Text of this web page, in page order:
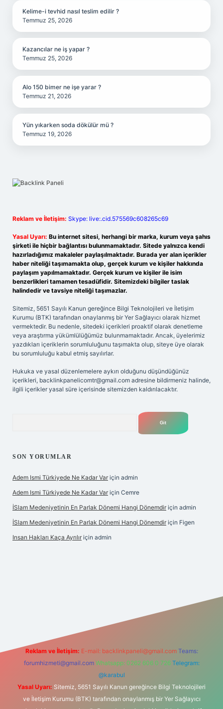
Kelime-i tevhid nasıl teslim edilir ?
Temmuz 25, 2026
Kazancılar ne iş yapar ?
Temmuz 25, 2026
Alo 150 bimer ne işe yarar ?
Temmuz 21, 2026
Yün yıkarken soda dökülür mü ?
Temmuz 19, 2026
Reklam ve İletişim: Skype: live:.cid.575569c608265c69
Yasal Uyarı: Bu internet sitesi, herhangi bir marka, kurum veya şahıs
şirketi ile hiçbir bağlantısı bulunmamaktadır. Sitede yalnızca kendi
hazırladığımız makaleler paylaşılmaktadır. Burada yer alan içerikler
haber niteliği taşımamakta olup, gerçek kurum ve kişiler hakkında
paylaşım yapılmamaktadır. Gerçek kurum ve kişiler ile isim
benzerlikleri tamamen tesadüfidir. Sitemizdeki bilgiler taslak
halindedir ve tavsiye niteliği taşımazlar.
Sitemiz, 5651 Sayılı Kanun gereğince Bilgi Teknolojileri ve İletişim
Kurumu (BTK) tarafından onaylanmış bir Yer Sağlayıcı olarak hizmet
vermektedir. Bu nedenle, sitedeki içerikleri proaktif olarak denetleme
veya araştırma yükümlülüğümüz bulunmamaktadır. Ancak, üyelerimiz
yazdıkları içeriklerin sorumluluğunu taşımakta olup, siteye üye olarak
bu sorumluluğu kabul etmiş sayılırlar.
Hukuka ve yasal düzenlemelere aykırı olduğunu düşündüğünüz
içerikleri, backlinkpanelicomtr@gmail.com adresine bildirmeniz halinde,
ilgili içerikler yasal süre içerisinde sitemizden kaldırılacaktır.
SON YORUMLAR
Adem Ismi Türkiyede Ne Kadar Var için admin
Adem Ismi Türkiyede Ne Kadar Var için Cemre
İSlam Medeniyetinin En Parlak Dönemi Hangi Dönemdir için admin
İSlam Medeniyetinin En Parlak Dönemi Hangi Dönemdir için Figen
Insan Hakları Kaça Ayrılır için admin
Reklam ve İletişim: E-mail: backlinkpaneli@gmail.com Teams:
forumhizmeti@gmail.com Whatsapp: 0262 606 0 726 Telegram:
@karabul
Yasal Uyarı: Sitemiz, 5651 Sayılı Kanun gereğince Bilgi Teknolojileri
ve İletişim Kurumu (BTK) tarafından onaylanmış bir Yer Sağlayıcı